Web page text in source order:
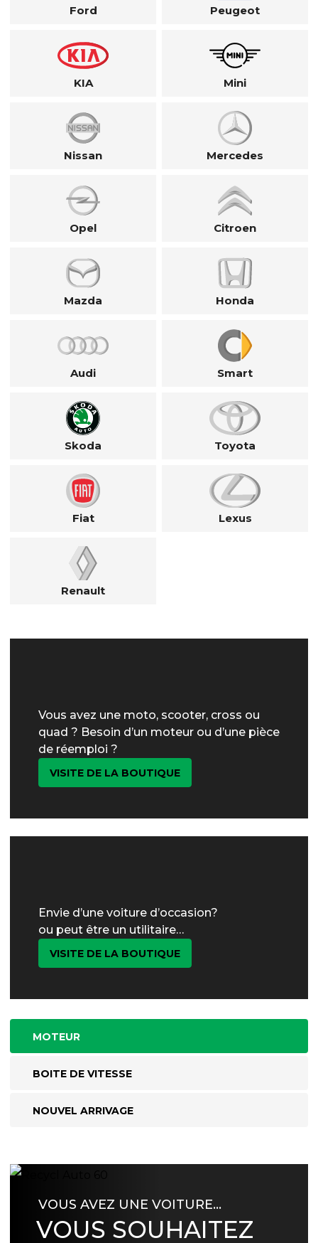
Ford Peugeot
KIA Mini
Nissan Mercedes
Opel Citroen
Mazda Honda
Audi Smart
Skoda Toyota
Fiat Lexus
Renault
Vous avez une moto, scooter, cross ou
quad ? Besoin d’un moteur ou d’une pièce
de réemploi ?
VISITE DE LA BOUTIQUE
Envie d’une voiture d’occasion?
ou peut être un utilitaire…
VISITE DE LA BOUTIQUE
MOTEUR
BOITE DE VITESSE
NOUVEL ARRIVAGE
VOUS AVEZ UNE VOITURE…
VOUS SOUHAITEZ